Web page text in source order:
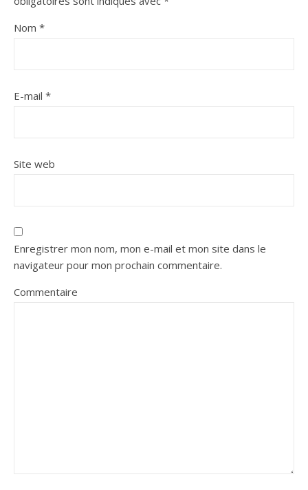
Nom *
E-mail *
Site web
Enregistrer mon nom, mon e-mail et mon site dans le
navigateur pour mon prochain commentaire.
Commentaire